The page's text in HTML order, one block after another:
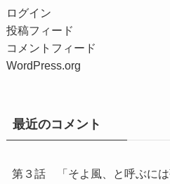
ログイン
投稿フィード
コメントフィード
WordPress.org
最近のコメント
第３話 「そよ風、と呼ぶに